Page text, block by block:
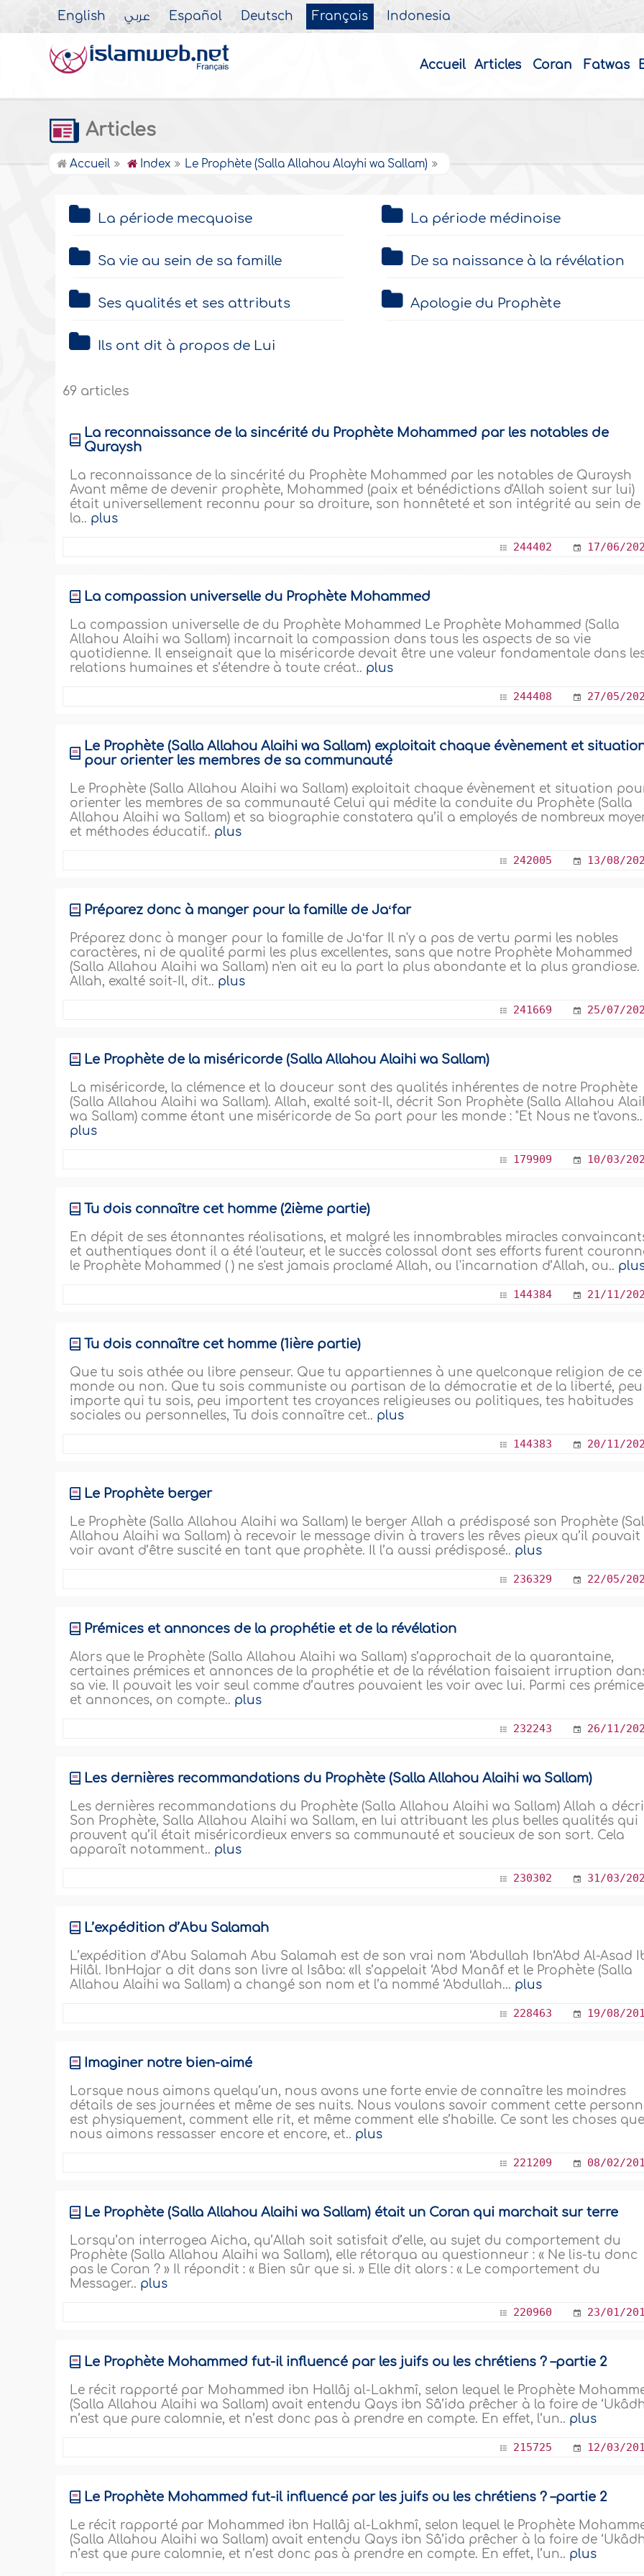
English عربي Español Deutsch Français Indonesia
Accueil Articles Coran Fatwas
Articles
Accueil Index Le Prophète (Salla Allahou Alayhi wa Sallam)
La période mecquoise La période médinoise
Sa vie au sein de sa famille De sa naissance à la révélation
Ses qualités et ses attributs Apologie du Prophète
Ils ont dit à propos de Lui
69 articles
La reconnaissance de la sincérité du Prophète Mohammed par les notables de
Quraysh
La reconnaissance de la sincérité du Prophète Mohammed par les notables de Quraysh
Avant même de devenir prophète, Mohammed (paix et bénédictions d'Allah soient sur lui)
était universellement reconnu pour sa droiture, son honnêteté et son intégrité au sein de
la.. plus
244402 17/06/
La compassion universelle du Prophète Mohammed
La compassion universelle de du Prophète Mohammed Le Prophète Mohammed (Salla
Allahou Alaihi wa Sallam) incarnait la compassion dans tous les aspects de sa vie
quotidienne. Il enseignait que la miséricorde devait être une valeur fondamentale dans
relations humaines et s’étendre à toute créat.. plus
244408 27/05/
Le Prophète (Salla Allahou Alaihi wa Sallam) exploitait chaque évènement et
pour orienter les membres de sa communauté
Le Prophète (Salla Allahou Alaihi wa Sallam) exploitait chaque évènement et situation
orienter les membres de sa communauté Celui qui médite la conduite du Prophète (Salla
Allahou Alaihi wa Sallam) et sa biographie constatera qu’il a employés de nombreux
et méthodes éducatif.. plus
242005 13/08/
Préparez donc à manger pour la famille de Jaʻfar
Préparez donc à manger pour la famille de Jaʻfar Il n'y a pas de vertu parmi les nobles
caractères, ni de qualité parmi les plus excellentes, sans que notre Prophète Mohammed
(Salla Allahou Alaihi wa Sallam) n'en ait eu la part la plus abondante et la plus grandiose.
Allah, exalté soit-Il, dit.. plus
241669 25/07/
Le Prophète de la miséricorde (Salla Allahou Alaihi wa Sallam)
La miséricorde, la clémence et la douceur sont des qualités inhérentes de notre Prophète
(Salla Allahou Alaihi wa Sallam). Allah, exalté soit-Il, décrit Son Prophète (Salla Allahou
wa Sallam) comme étant une miséricorde de Sa part pour les monde : "Et Nous ne t'avons..
plus
179909 10/03/
Tu dois connaître cet homme (2ième partie)
En dépit de ses étonnantes réalisations, et malgré les innombrables miracles
et authentiques dont il a été l'auteur, et le succès colossal dont ses efforts furent
le Prophète Mohammed ( ) ne s'est jamais proclamé Allah, ou l'incarnation d’Allah, ou..
144384 21/11/
Tu dois connaître cet homme (1ière partie)
Que tu sois athée ou libre penseur. Que tu appartiennes à une quelconque religion de ce
monde ou non. Que tu sois communiste ou partisan de la démocratie et de la liberté, peu
importe qui tu sois, peu importent tes croyances religieuses ou politiques, tes habitudes
sociales ou personnelles, Tu dois connaître cet.. plus
144383 20/11/
Le Prophète berger
Le Prophète (Salla Allahou Alaihi wa Sallam) le berger Allah a prédisposé son Prophète
Allahou Alaihi wa Sallam) à recevoir le message divin à travers les rêves pieux qu’il pouvait
voir avant d’être suscité en tant que prophète. Il l’a aussi prédisposé.. plus
236329 22/05/
Prémices et annonces de la prophétie et de la révélation
Alors que le Prophète (Salla Allahou Alaihi wa Sallam) s’approchait de la quarantaine,
certaines prémices et annonces de la prophétie et de la révélation faisaient irruption
sa vie. Il pouvait les voir seul comme d’autres pouvaient les voir avec lui. Parmi ces
et annonces, on compte.. plus
232243 26/11/
Les dernières recommandations du Prophète (Salla Allahou Alaihi wa Sallam)
Les dernières recommandations du Prophète (Salla Allahou Alaihi wa Sallam) Allah a
Son Prophète, Salla Allahou Alaihi wa Sallam, en lui attribuant les plus belles qualités qui
prouvent qu’il était miséricordieux envers sa communauté et soucieux de son sort. Cela
apparaît notamment.. plus
230302 31/03/
L’expédition d’Abu Salamah
L’expédition d’Abu Salamah Abu Salamah est de son vrai nom ‘Abdullah Ibn‘Abd Al-Asad
Hilâl. IbnHajar a dit dans son livre al Isâba: «Il s’appelait ‘Abd Manâf et le Prophète (Salla
Allahou Alaihi wa Sallam) a changé son nom et l’a nommé ‘Abdullah... plus
228463 19/08/
Imaginer notre bien-aimé
Lorsque nous aimons quelqu’un, nous avons une forte envie de connaître les moindres
détails de ses journées et même de ses nuits. Nous voulons savoir comment cette
est physiquement, comment elle rit, et même comment elle s’habille. Ce sont les choses que
nous aimons ressasser encore et encore, et.. plus
221209 08/02/
Le Prophète (Salla Allahou Alaihi wa Sallam) était un Coran qui marchait sur terre
Lorsqu’on interrogea Aicha, qu’Allah soit satisfait d’elle, au sujet du comportement du
Prophète (Salla Allahou Alaihi wa Sallam), elle rétorqua au questionneur : « Ne lis-tu donc
pas le Coran ? » Il répondit : « Bien sûr que si. » Elle dit alors : « Le comportement du
Messager.. plus
220960 23/01/
Le Prophète Mohammed fut-il influencé par les juifs ou les chrétiens ? –partie 2
Le récit rapporté par Mohammed ibn Hallâj al-Lakhmî, selon lequel le Prophète
(Salla Allahou Alaihi wa Sallam) avait entendu Qays ibn Sâ’ida prêcher à la foire de
n’est que pure calomnie, et n’est donc pas à prendre en compte. En effet, l’un.. plus
215725 12/03/
Le Prophète Mohammed fut-il influencé par les juifs ou les chrétiens ? –partie 2
Le récit rapporté par Mohammed ibn Hallâj al-Lakhmî, selon lequel le Prophète
(Salla Allahou Alaihi wa Sallam) avait entendu Qays ibn Sâ’ida prêcher à la foire de
n’est que pure calomnie, et n’est donc pas à prendre en compte. En effet, l’un.. plus